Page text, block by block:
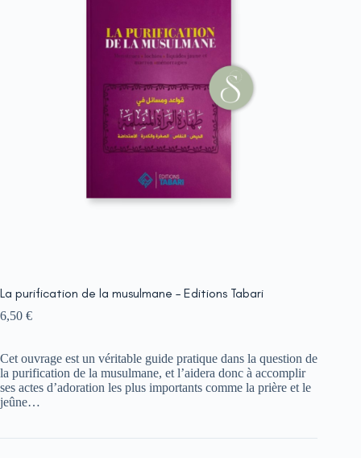
La purification de la musulmane – Editions Tabari
6,50 €
Cet ouvrage est un véritable guide pratique dans la question de
la purification de la musulmane, et l’aidera donc à accomplir
ses actes d’adoration les plus importants comme la prière et le
jeûne…